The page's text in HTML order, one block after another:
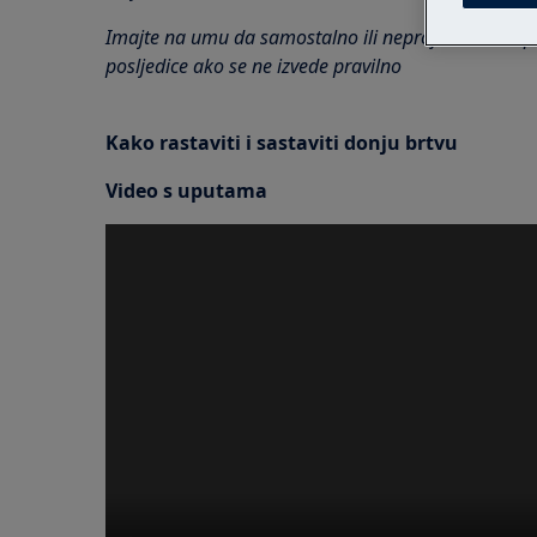
Imajte na umu da samostalno ili neprofesionalno
posljedice ako se ne izvede pravilno
Kako rastaviti i sastaviti donju brtvu
Video s uputama